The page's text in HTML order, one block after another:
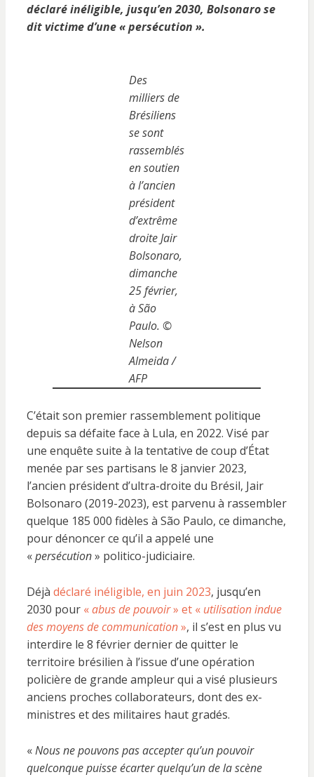
déclaré inéligible, jusqu’en 2030, Bolsonaro se
dit victime d’une « persécution ».
Des
milliers de
Brésiliens
se sont
rassemblés
en soutien
à l’ancien
président
d’extrême
droite Jair
Bolsonaro,
dimanche
25 février,
à São
Paulo. ©
Nelson
Almeida /
AFP
C’était son premier rassemblement politique
depuis sa défaite face à Lula, en 2022. Visé par
une enquête suite à la tentative de coup d’État
menée par ses partisans le 8 janvier 2023,
l’ancien président d’ultra-droite du Brésil, Jair
Bolsonaro (2019-2023), est parvenu à rassembler
quelque 185 000 fidèles à São Paulo, ce dimanche,
pour dénoncer ce qu’il a appelé une
«persécution» politico-judiciaire.
Déjà déclaré inéligible, en juin 2023, jusqu’en
2030 pour «abus de pouvoir» et « utilisation indue
des moyens de com­munication», il s’est en plus vu
interdire le 8 février dernier de quitter le
territoire brésilien à l’issue d’une opération
policière de grande ampleur qui a visé plusieurs
anciens proches collaborateurs, dont des ex-
ministres et des militaires haut gradés.
«Nous ne pouvons pas accepter qu’un pouvoir
quelconque puisse écarter quelqu’un de la scène